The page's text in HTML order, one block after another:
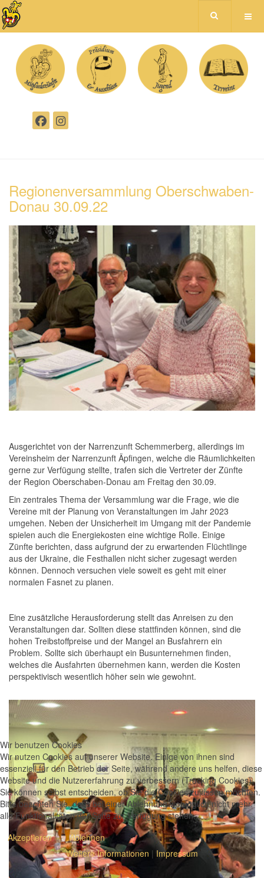
Regionenversammlung Oberschwaben-
Donau 30.09.22
Ausgerichtet von der Narrenzunft Schemmerberg, allerdings im
Vereinsheim der Narrenzunft Äpfingen, welche die Räumlichkeiten
gerne zur Verfügung stellte, trafen sich die Vertreter der Zünfte
der Region Oberschaben-Donau am Freitag den 30.09.
Ein zentrales Thema der Versammlung war die Frage, wie die
Vereine mit der Planung von Veranstaltungen im Jahr 2023
umgehen. Neben der Unsicherheit im Umgang mit der Pandemie
spielen auch die Energiekosten eine wichtige Rolle. Einige
Zünfte berichten, dass aufgrund der zu erwartenden Flüchtlinge
aus der Ukraine, die Festhallen nicht sicher zugesagt werden
können. Dennoch versuchen viele soweit es geht mit einer
normalen Fasnet zu planen.
Eine zusätzliche Herausforderung stellt das Anreisen zu den
Veranstaltungen dar. Sollten diese stattfinden können, sind die
hohen Treibstoffpreise und der Mangel an Busfahrern ein
Problem. Sollte sich überhaupt ein Busunternehmen finden,
welches die Ausfahrten übernehmen kann, werden die Kosten
perspektivisch wesentlich höher sein wie gewohnt.
Wir benutzen Cookies
Wir nutzen Cookies auf unserer Website. Einige von ihnen sind
essenziell für den Betrieb der Seite, während andere uns helfen, diese
Website und die Nutzererfahrung zu verbessern (Tracking Cookies).
Sie können selbst entscheiden, ob Sie die Cookies zulassen möchten.
Bitte beachten Sie, dass bei einer Ablehnung womöglich nicht mehr
alle Funktionalitäten der Seite zur Verfügung stehen.
Akzeptieren
Ablehnen
Weitere Informationen | Impressum